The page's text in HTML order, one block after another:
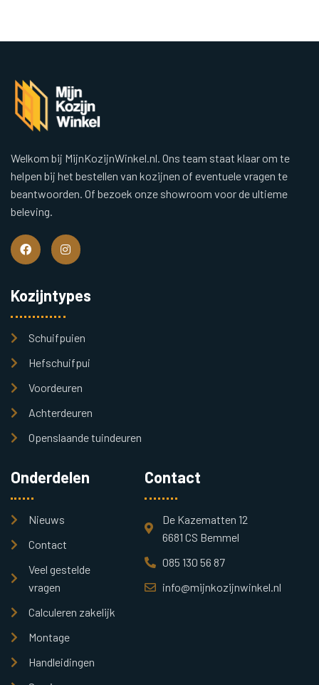
Welkom bij MijnKozijnWinkel.nl. Ons team staat klaar om te
helpen bij het bestellen van kozijnen of eventuele vragen te
beantwoorden. Of bezoek onze showroom voor de ultieme
beleving.
Kozijntypes
Schuifpuien
Hefschuifpui
Voordeuren
Achterdeuren
Openslaande tuindeuren
Onderdelen
Nieuws
Contact
Veel gestelde
vragen
Calculeren zakelijk
Montage
Handleidingen
Contact
De Kazematten 12
6681 CS Bemmel
085 130 56 87
info@mijnkozijnwinkel.nl